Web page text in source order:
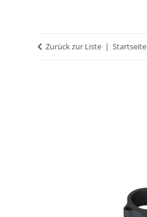
Zurück zur Liste Startseite